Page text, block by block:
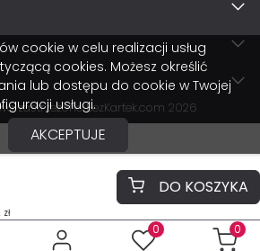
DO KOSZYKA
0 0
zastrzeżone BezKartek.com 2026
cookie w celu realizacji usług
cookies. Możesz określić
lub dostępu do cookie w Twojej
usługi.
AKCEPTUJE